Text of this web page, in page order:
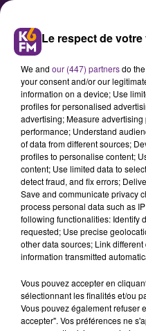
Handball : le
relancer ce
des Sports
Après un
avec deux
matchs, les
Le respect de
We and our (447) partnersdo
your consent and/or our
information on a device; Use
profiles for personalised
advertising; Measure
performance; Understand
of data from different sources;
profiles to personalise content;
content; Use limited data to
detect fraud, and fix errors;
Save and communicate privacy
process personal data such as
following functionalities: Identify
requested; Use precise
other data sources; Link
information transmitted
Vous pouvez accepter en
sélectionnant les finalités et/ou
Vous pouvez également refuser
accepter". Vos préférences ne